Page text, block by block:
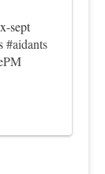
sept
#aidants